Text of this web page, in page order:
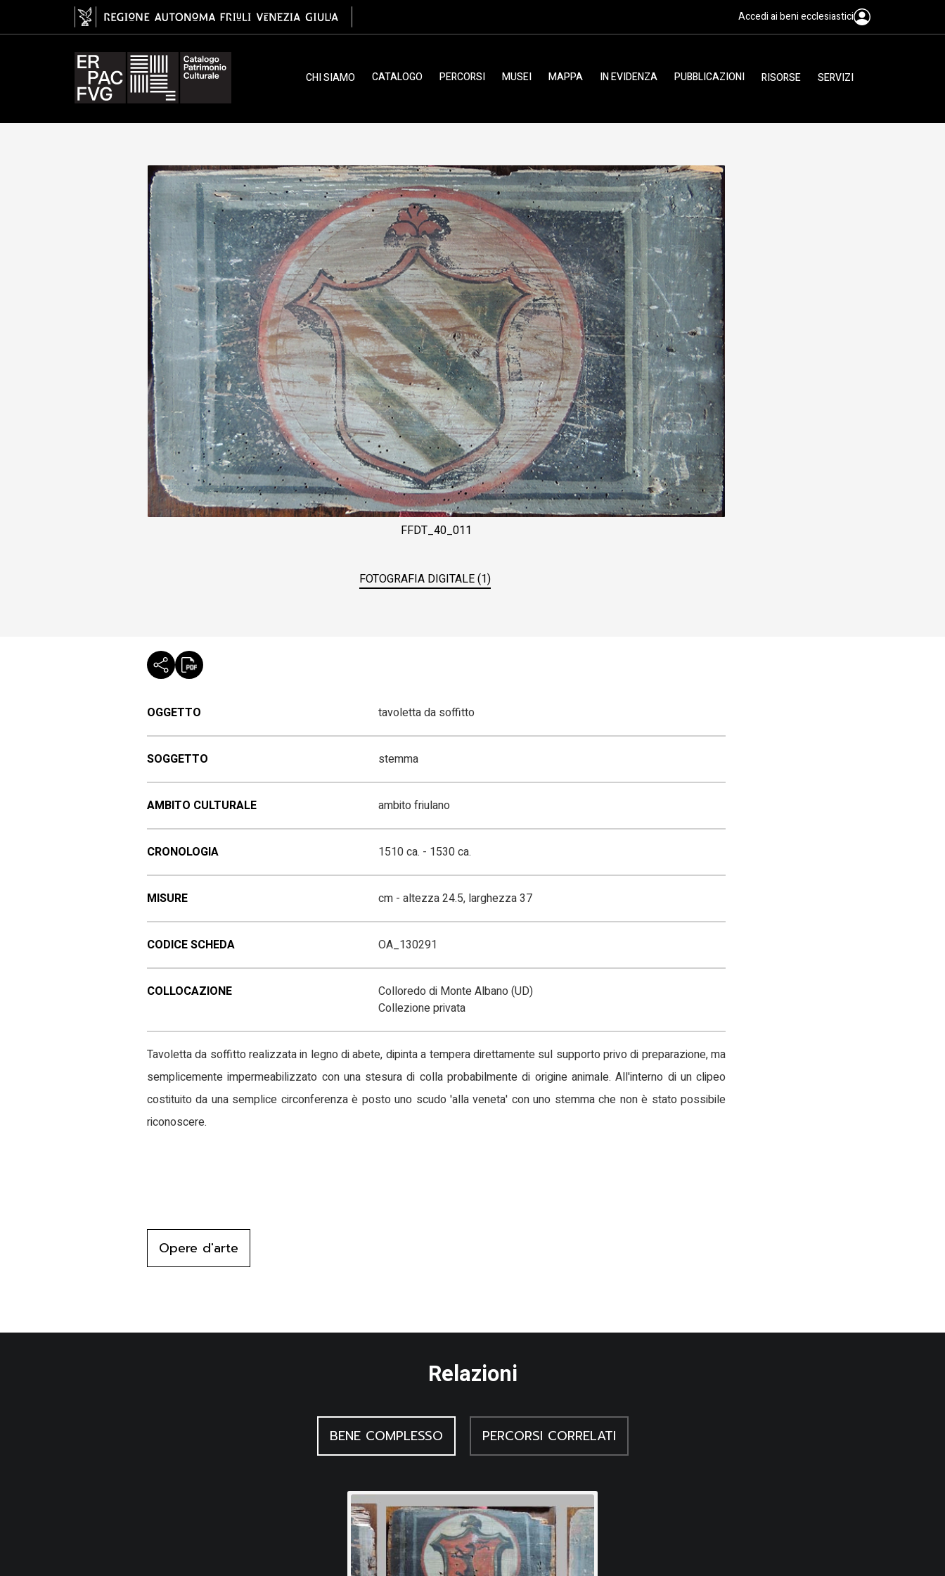
tavoletta da soffitto, ambito friulano, XVI Accedi ai beni ecclesiastici
CHI SIAMO CATALOGO PERCORSI MUSEI MAPPA IN EVIDENZA PUBBLICAZIONI RISORSE SERVIZI
FFDT_40_011
FOTOGRAFIA DIGITALE (1)
OGGETTO tavoletta da soffitto
SOGGETTO stemma
AMBITO CULTURALE ambito friulano
CRONOLOGIA 1510 ca. - 1530 ca.
MISURE cm - altezza 24.5, larghezza 37
CODICE SCHEDA OA_130291
COLLOCAZIONE
Colloredo di Monte Albano (UD)
Collezione privata
Tavoletta da soffitto realizzata in legno di abete, dipinta a tempera direttamente sul supporto privo di preparazione, ma
semplicemente impermeabilizzato con una stesura di colla probabilmente di origine animale. All'interno di un clipeo
costituito da una semplice circonferenza è posto uno scudo 'alla veneta' con uno stemma che non è stato possibile
riconoscere.
Opere d'arte
Relazioni
BENE COMPLESSO PERCORSI CORRELATI